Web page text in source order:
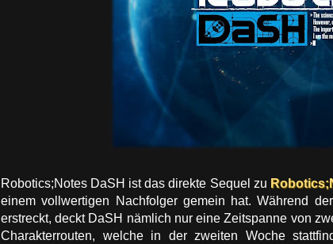
Robotics;Notes DaSH ist das direkte Sequel zu
einem vollwertigen Nachfolger gemein hat. Während
erstreckt, deckt DaSH nämlich nur eine Zeitspanne von
Charakterrouten, welche in der zweiten Woche